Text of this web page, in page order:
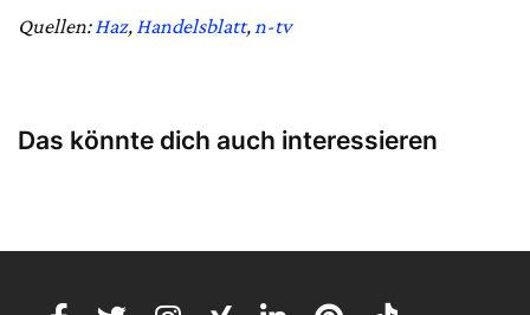
Quellen:Haz, Handelsblatt,n-tv
Das könnte dich auch interessieren